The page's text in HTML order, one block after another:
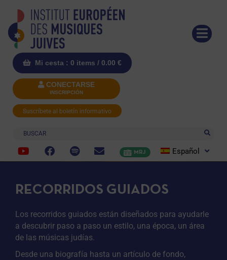
Mi cesta : 0 items / 0.00 €
CONECTARSE
INSCRIPCIÓN
Suscríbete al boletín informativo
Buscar
MRJ Español
RECORRIDOS GUIADOS
Los recorridos guiados están diseñados para ayudarle
a descubrir paso a paso un estilo, una época, un área
de las músicas judías.
Desde una biografía hasta un artículo de fondo,